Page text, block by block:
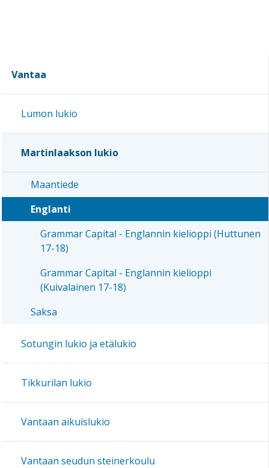
Vantaa
Lumon lukio
Martinlaakson lukio
Maantiede
Englanti
Grammar Capital - Englannin kielioppi (Huttunen
17-18)
Grammar Capital - Englannin kielioppi
(Kuivalainen 17-18)
Saksa
Sotungin lukio ja etälukio
Tikkurilan lukio
Vantaan aikuislukio
Vantaan seudun steinerkoulu